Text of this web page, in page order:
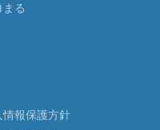
まる
情報保護方針